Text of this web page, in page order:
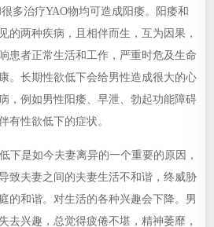
多治疗YAO物均可造成阳痿。阳痿和
的两种疾病，且相伴而生，互为因果，
患者正常生活和工作，严重时危及生命
。长期性欲低下会给男性造成很大的心
，例如男性阳痿、早泄、勃起功能障碍
有性欲低下的症状。
下是如今夫妻离异的一个重要的原因，
致夫妻之间的夫妻生活不和谐，终威胁
的和谐。 对生活的各种兴趣会下降。男
去兴趣，总觉得疲倦不堪，精神萎靡，